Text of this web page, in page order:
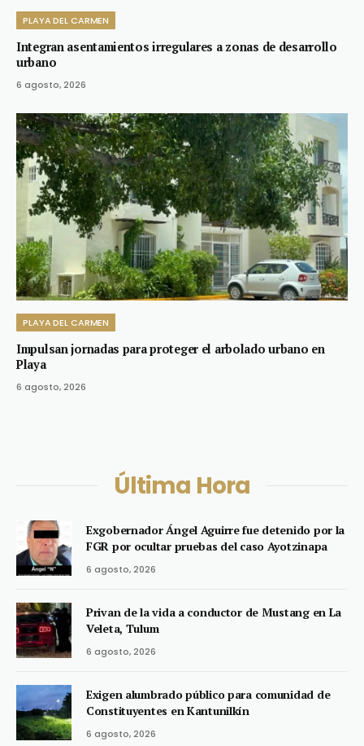
PLAYA DEL CARMEN
Integran asentamientos irregulares a zonas de desarrollo
urbano
6 agosto, 2026
PLAYA DEL CARMEN
Impulsan jornadas para proteger el arbolado urbano en
Playa
6 agosto, 2026
Última Hora
Exgobernador Ángel Aguirre fue detenido por la
FGR por ocultar pruebas del caso Ayotzinapa
6 agosto, 2026
Privan de la vida a conductor de Mustang en La
Veleta, Tulum
6 agosto, 2026
Exigen alumbrado público para comunidad de
Constituyentes en Kantunilkín
6 agosto, 2026